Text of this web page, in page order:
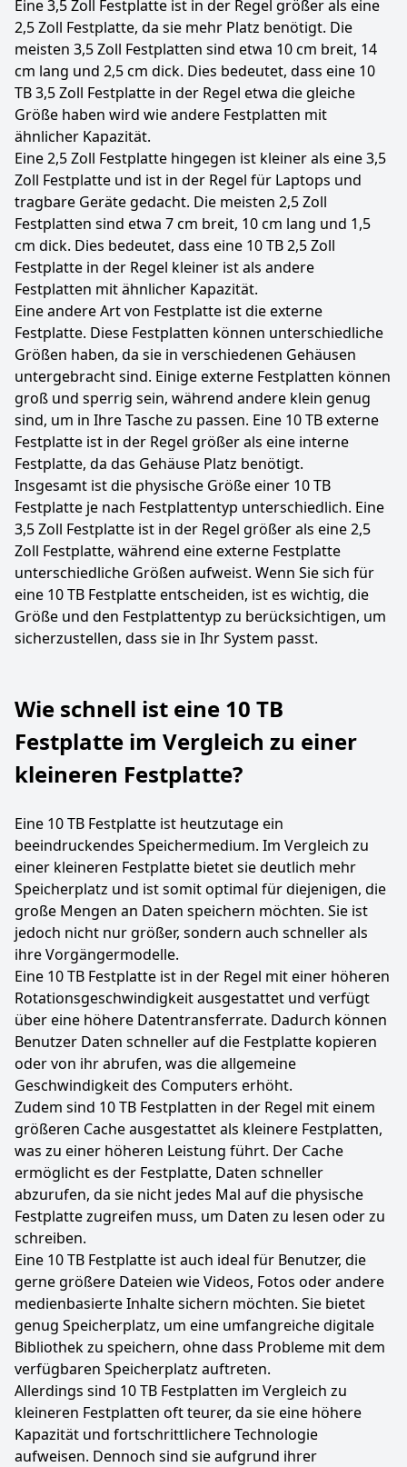
Eine 3,5 Zoll Festplatte ist in der Regel größer als eine
2,5 Zoll Festplatte, da sie mehr Platz benötigt. Die
meisten 3,5 Zoll Festplatten sind etwa 10 cm breit, 14
cm lang und 2,5 cm dick. Dies bedeutet, dass eine 10
TB 3,5 Zoll Festplatte in der Regel etwa die gleiche
Größe haben wird wie andere Festplatten mit
ähnlicher Kapazität.
Eine 2,5 Zoll Festplatte hingegen ist kleiner als eine 3,5
Zoll Festplatte und ist in der Regel für Laptops und
tragbare Geräte gedacht. Die meisten 2,5 Zoll
Festplatten sind etwa 7 cm breit, 10 cm lang und 1,5
cm dick. Dies bedeutet, dass eine 10 TB 2,5 Zoll
Festplatte in der Regel kleiner ist als andere
Festplatten mit ähnlicher Kapazität.
Eine andere Art von Festplatte ist die externe
Festplatte. Diese Festplatten können unterschiedliche
Größen haben, da sie in verschiedenen Gehäusen
untergebracht sind. Einige externe Festplatten können
groß und sperrig sein, während andere klein genug
sind, um in Ihre Tasche zu passen. Eine 10 TB externe
Festplatte ist in der Regel größer als eine interne
Festplatte, da das Gehäuse Platz benötigt.
Insgesamt ist die physische Größe einer 10 TB
Festplatte je nach Festplattentyp unterschiedlich. Eine
3,5 Zoll Festplatte ist in der Regel größer als eine 2,5
Zoll Festplatte, während eine externe Festplatte
unterschiedliche Größen aufweist. Wenn Sie sich für
eine 10 TB Festplatte entscheiden, ist es wichtig, die
Größe und den Festplattentyp zu berücksichtigen, um
sicherzustellen, dass sie in Ihr System passt.
Wie schnell ist eine 10 TB
Festplatte im Vergleich zu einer
kleineren Festplatte?
Eine 10 TB Festplatte ist heutzutage ein
beeindruckendes Speichermedium. Im Vergleich zu
einer kleineren Festplatte bietet sie deutlich mehr
Speicherplatz und ist somit optimal für diejenigen, die
große Mengen an Daten speichern möchten. Sie ist
jedoch nicht nur größer, sondern auch schneller als
ihre Vorgängermodelle.
Eine 10 TB Festplatte ist in der Regel mit einer höheren
Rotationsgeschwindigkeit ausgestattet und verfügt
über eine höhere Datentransferrate. Dadurch können
Benutzer Daten schneller auf die Festplatte kopieren
oder von ihr abrufen, was die allgemeine
Geschwindigkeit des Computers erhöht.
Zudem sind 10 TB Festplatten in der Regel mit einem
größeren Cache ausgestattet als kleinere Festplatten,
was zu einer höheren Leistung führt. Der Cache
ermöglicht es der Festplatte, Daten schneller
abzurufen, da sie nicht jedes Mal auf die physische
Festplatte zugreifen muss, um Daten zu lesen oder zu
schreiben.
Eine 10 TB Festplatte ist auch ideal für Benutzer, die
gerne größere Dateien wie Videos, Fotos oder andere
medienbasierte Inhalte sichern möchten. Sie bietet
genug Speicherplatz, um eine umfangreiche digitale
Bibliothek zu speichern, ohne dass Probleme mit dem
verfügbaren Speicherplatz auftreten.
Allerdings sind 10 TB Festplatten im Vergleich zu
kleineren Festplatten oft teurer, da sie eine höhere
Kapazität und fortschrittlichere Technologie
aufweisen. Dennoch sind sie aufgrund ihrer